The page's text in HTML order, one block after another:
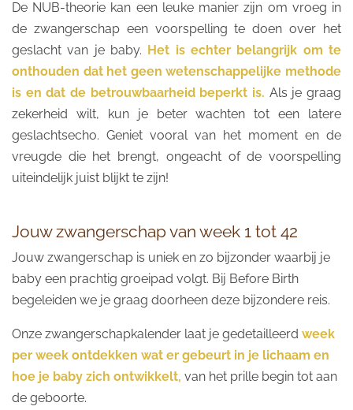
De NUB-theorie kan een leuke manier zijn om vroeg in
de zwangerschap een voorspelling te doen over het
geslacht van je baby. Het is echter belangrijk om te
onthouden dat het geen wetenschappelijke methode
is en dat de betrouwbaarheid beperkt is. Als je graag
zekerheid wilt, kun je beter wachten tot een latere
geslachtsecho. Geniet vooral van het moment en de
vreugde die het brengt, ongeacht of de voorspelling
uiteindelijk juist blijkt te zijn!
Jouw zwangerschap van week 1 tot 42
Jouw zwangerschap is uniek en zo bijzonder waarbij je
baby een prachtig groeipad volgt. Bij Before Birth
begeleiden we je graag doorheen deze bijzondere reis.
Onze zwangerschapkalender laat je gedetailleerd week
per week ontdekken wat er gebeurt in je lichaam en
hoe je baby zich ontwikkelt, van het prille begin tot aan
de geboorte.